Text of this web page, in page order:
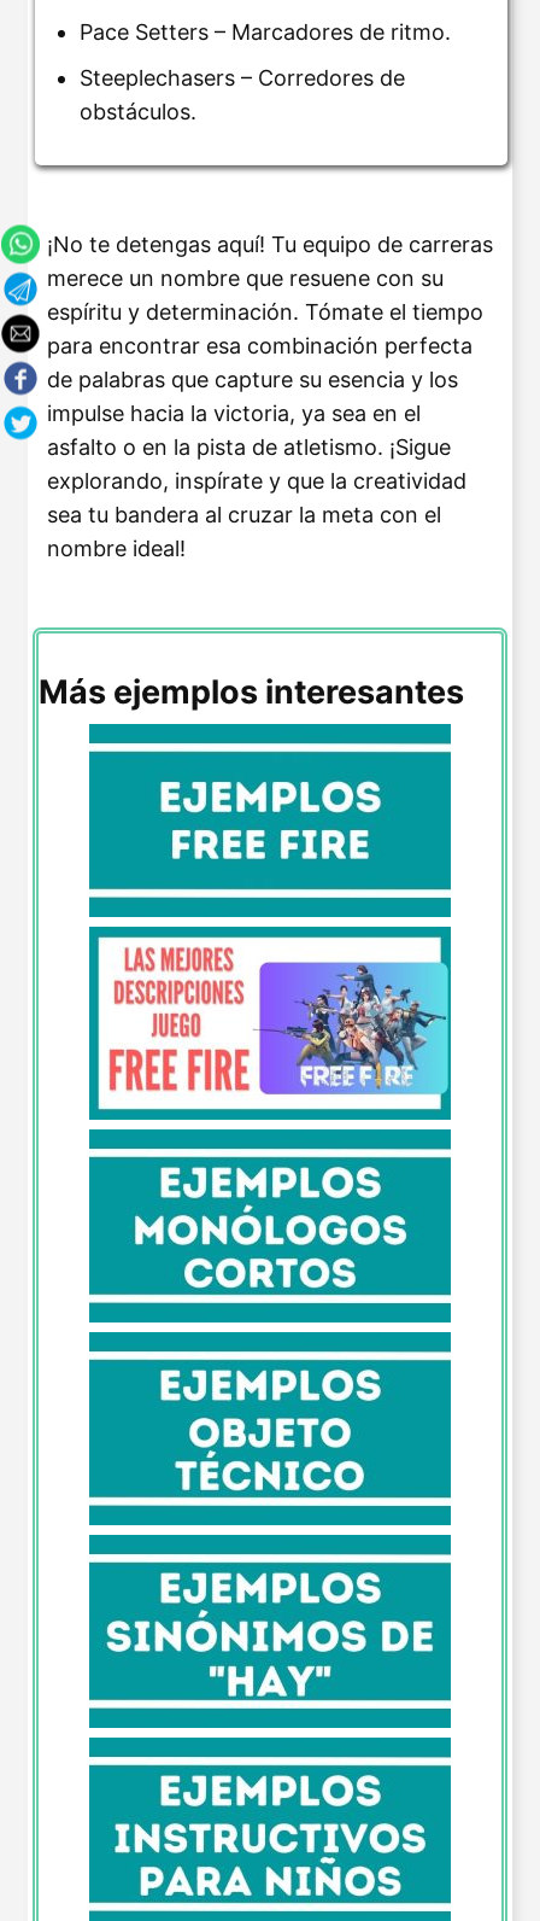
Pace Setters – Marcadores de ritmo.
Steeplechasers – Corredores de
obstáculos.
¡No te detengas aquí! Tu equipo de carreras
merece un nombre que resuene con su
espíritu y determinación. Tómate el tiempo
para encontrar esa combinación perfecta
de palabras que capture su esencia y los
impulse hacia la victoria, ya sea en el
asfalto o en la pista de atletismo. ¡Sigue
explorando, inspírate y que la creatividad
sea tu bandera al cruzar la meta con el
nombre ideal!
Más ejemplos interesantes